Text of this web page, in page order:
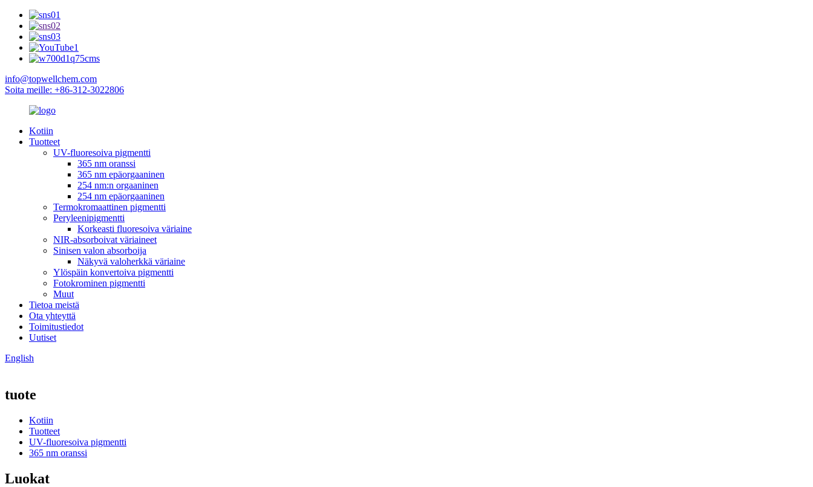
info@topwellchem.com
Soita meille: +86-312-3022806
Kotiin
Tuotteet
UV-fluoresoiva pigmentti
365 nm oranssi
365 nm epäorgaaninen
254 nm:n orgaaninen
254 nm epäorgaaninen
Termokromaattinen pigmentti
Peryleenipigmentti
Korkeasti fluoresoiva väriaine
NIR-absorboivat väriaineet
Sinisen valon absorboija
Näkyvä valoherkkä väriaine
Ylöspäin konvertoiva pigmentti
Fotokrominen pigmentti
Muut
Tietoa meistä
Ota yhteyttä
Toimitustiedot
Uutiset
English
tuote
Kotiin
Tuotteet
UV-fluoresoiva pigmentti
365 nm oranssi
Luokat